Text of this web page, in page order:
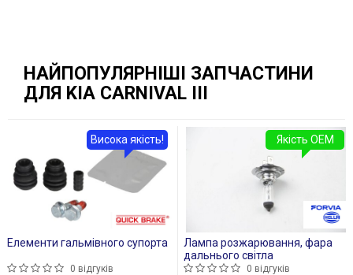
НАЙПОПУЛЯРНІШІ ЗАПЧАСТИНИ
ДЛЯ KIA CARNIVAL III
Елементи гальмівного супорта
0 відгуків
Висока якість!
Лампа розжарювання, фара
дальнього світла
0 відгуків
Якість OEM